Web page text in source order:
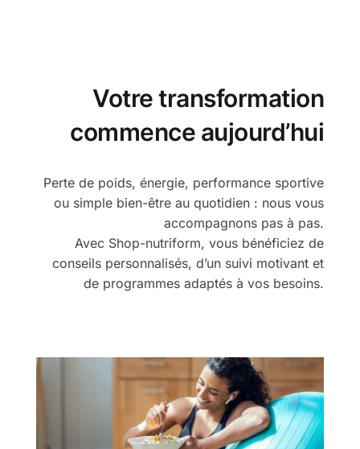
Votre transformation
commence aujourd’hui
Perte de poids, énergie, performance sportive
ou simple bien-être au quotidien : nous vous
accompagnons pas à pas.
Avec Shop-nutriform, vous bénéficiez de
conseils personnalisés, d’un suivi motivant et
de programmes adaptés à vos besoins.